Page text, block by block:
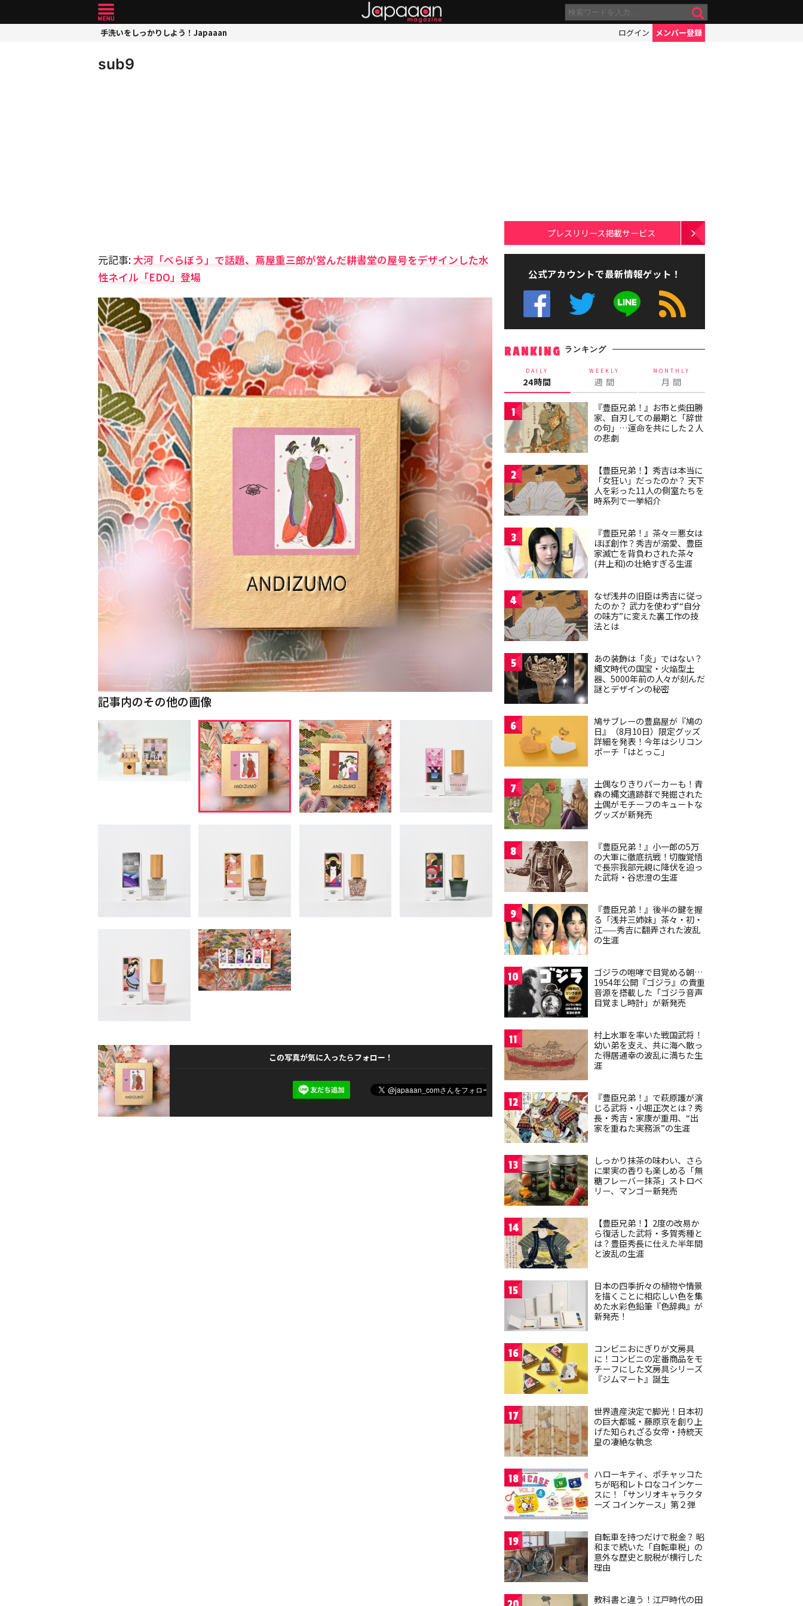
手洗いをしっかりしよう！Japaaan ログイン メンバー登録
sub9
元記事:大河「べらぼう」で話題、蔦屋重三郎が営んだ耕書堂の屋号をデザインした水
性ネイル「EDO」登場
記事内のその他の画像
この写真が気に入ったらフォロー！
プレスリリース掲載サービス
公式アカウントで最新情報ゲット！
RANKING ランキング
DAILY
24時間
WEEKLY
週 間
MONTHLY
月 間
1
『豊臣兄弟！』お市と柴田勝
家、自刃しての最期と「辞世
の句」…運命を共にした２人
の悲劇
2
【豊臣兄弟！】秀吉は本当に
「女狂い」だったのか？ 天下
人を彩った11人の側室たちを
時系列で一挙紹介
3
『豊臣兄弟！』茶々＝悪女は
ほぼ創作？秀吉が溺愛、豊臣
家滅亡を背負わされた茶々
(井上和)の壮絶すぎる生涯
4
なぜ浅井の旧臣は秀吉に従っ
たのか？ 武力を使わず“自分
の味方”に変えた裏工作の技
法とは
5
あの装飾は「炎」ではない？
縄文時代の国宝・火焔型土
器、5000年前の人々が刻んだ
謎とデザインの秘密
6
鳩サブレーの豊島屋が『鳩の
日』（8月10日）限定グッズ
詳細を発表！今年はシリコン
ポーチ「はとっこ」
7
土偶なりきりパーカーも！青
森の縄文遺跡群で発掘された
土偶がモチーフのキュートな
グッズが新発売
8
『豊臣兄弟！』小一郎の5万
の大軍に徹底抗戦！切腹覚悟
で長宗我部元親に降伏を迫っ
た武将・谷忠澄の生涯
9
『豊臣兄弟！』後半の鍵を握
る「浅井三姉妹」茶々・初・
江——秀吉に翻弄された波乱
の生涯
10
ゴジラの咆哮で目覚める朝…
1954年公開『ゴジラ』の貴重
音源を搭載した「ゴジラ音声
目覚まし時計」が新発売
11
村上水軍を率いた戦国武将！
幼い弟を支え、共に海へ散っ
た得居通幸の波乱に満ちた生
涯
12
『豊臣兄弟！』で萩原護が演
じる武将・小堀正次とは？秀
長・秀吉・家康が重用、“出
家を重ねた実務派”の生涯
13
しっかり抹茶の味わい、さら
に果実の香りも楽しめる「無
糖フレーバー抹茶」ストロベ
リー、マンゴー新発売
14
【豊臣兄弟！】2度の改易か
ら復活した武将・多賀秀種と
は？豊臣秀長に仕えた半年間
と波乱の生涯
15
日本の四季折々の植物や情景
を描くことに相応しい色を集
めた水彩色鉛筆『色辞典』が
新発売！
16
コンビニおにぎりが文房具
に！コンビニの定番商品をモ
チーフにした文房具シリーズ
『ジムマート』誕生
17
世界遺産決定で脚光！日本初
の巨大都城・藤原京を創り上
げた知られざる女帝・持統天
皇の凄絶な執念
18
ハローキティ、ポチャッコた
ちが昭和レトロなコインケー
スに！「サンリオキャラクタ
ーズ コインケース」第２弾
19
自転車を持つだけで税金？ 昭
和まで続いた「自転車税」の
意外な歴史と脱税が横行した
理由
教科書と違う！江戸時代の田